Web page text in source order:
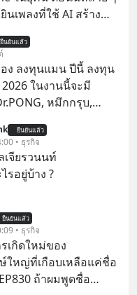
นเพลงที่ใช้ AI สร้าง
ชื่อว่า UNHEARD
มียอดรับชมกว่า 26
ยืนยันแล้ว
ง ลงทุนแมน ปีนี้ ลงทุน
ในงานนี้จะมี
หมึกกรุบ,
KARMART, อิชิตัน
รสร้างธุรกิจ
ยืนยันแล้ว
• ธุรกิจ
จียรวนนท์
รอยู่บ้าง ?
ยืนยันแล้ว
• ธุรกิจ
เกิดใหม่ของ
ใหญ่ที่เกือบเหลือแค่ชื่อ
ถ้าผมพูดชื่อ